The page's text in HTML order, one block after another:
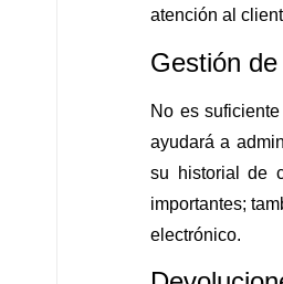
atención al
Gestión
No es
ayudará a
su historial de
importantes;
electrónico.